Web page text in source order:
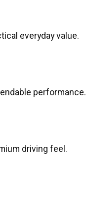
everyday value.
performance.
driving feel.